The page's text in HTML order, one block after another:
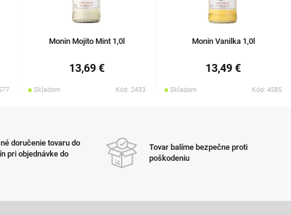
Monin Mojito Mint 1,0l
13,69 €
Skladom Kód: 2433
Monin Vanilka 1,0l
13,49 €
Skladom Kód: 4585
doručenie tovaru do
pri objednávke do
Tovar balíme bezpečne proti
poškodeniu